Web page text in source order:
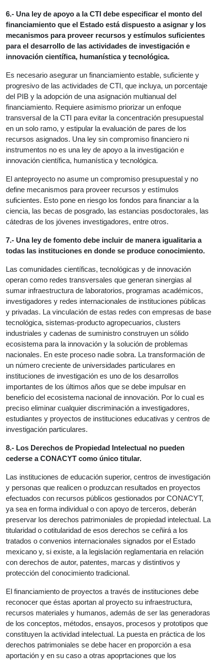
6.- Una ley de apoyo a la CTI debe especificar el monto del
financiamiento que el Estado está dispuesto a asignar y los
mecanismos para proveer recursos y estímulos suficientes
para el desarrollo de las actividades de investigación e
innovación científica, humanística y tecnológica.
Es necesario asegurar un financiamiento estable, suficiente y
progresivo de las actividades de CTI, que incluya, un porcentaje
del PIB y la adopción de una asignación multianual del
financiamiento. Requiere asimismo priorizar un enfoque
transversal de la CTI para evitar la concentración presupuestal
en un solo ramo, y estipular la evaluación de pares de los
recursos asignados. Una ley sin compromiso financiero ni
instrumentos no es una ley de apoyo a la investigación e
innovación científica, humanística y tecnológica.
El anteproyecto no asume un compromiso presupuestal y no
define mecanismos para proveer recursos y estímulos
suficientes. Esto pone en riesgo los fondos para financiar a la
ciencia, las becas de posgrado, las estancias posdoctorales, las
cátedras de los jóvenes investigadores, entre otros.
7.- Una ley de fomento debe incluir de manera igualitaria a
todas las instituciones en donde se produce conocimiento.
Las comunidades científicas, tecnológicas y de innovación
operan como redes transversales que generan sinergias al
sumar infraestructura de laboratorios, programas académicos,
investigadores y redes internacionales de instituciones públicas
y privadas. La vinculación de estas redes con empresas de base
tecnológica, sistemas-producto agropecuarios, clusters
industriales y cadenas de suministro construyen un sólido
ecosistema para la innovación y la solución de problemas
nacionales. En este proceso nadie sobra. La transformación de
un número creciente de universidades particulares en
instituciones de investigación es uno de los desarrollos
importantes de los últimos años que se debe impulsar en
beneficio del ecosistema nacional de innovación. Por lo cual es
preciso eliminar cualquier discriminación a investigadores,
estudiantes y proyectos de instituciones educativas y centros de
investigación particulares.
8.- Los Derechos de Propiedad Intelectual no pueden
cederse a CONACYT como único titular.
Las instituciones de educación superior, centros de investigación
y personas que realicen o produzcan resultados en proyectos
efectuados con recursos públicos gestionados por CONACYT,
ya sea en forma individual o con apoyo de terceros, deberán
preservar los derechos patrimoniales de propiedad intelectual. La
titularidad o cotitularidad de esos derechos se ceñirá a los
tratados o convenios internacionales signados por el Estado
mexicano y, si existe, a la legislación reglamentaria en relación
con derechos de autor, patentes, marcas y distintivos y
protección del conocimiento tradicional.
El financiamiento de proyectos a través de instituciones debe
reconocer que éstas aportan al proyecto su infraestructura,
recursos materiales y humanos, además de ser las generadoras
de los conceptos, métodos, ensayos, procesos y prototipos que
constituyen la actividad intelectual. La puesta en práctica de los
derechos patrimoniales se debe hacer en proporción a esa
aportación y en su caso a otras apoprtaciones que los